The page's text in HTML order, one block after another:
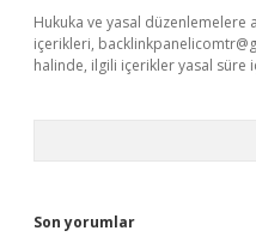
Hukuka ve yasal düzenlemelere
içerikleri,
halinde, ilgili içerikler yasal süre
Son yorumlar